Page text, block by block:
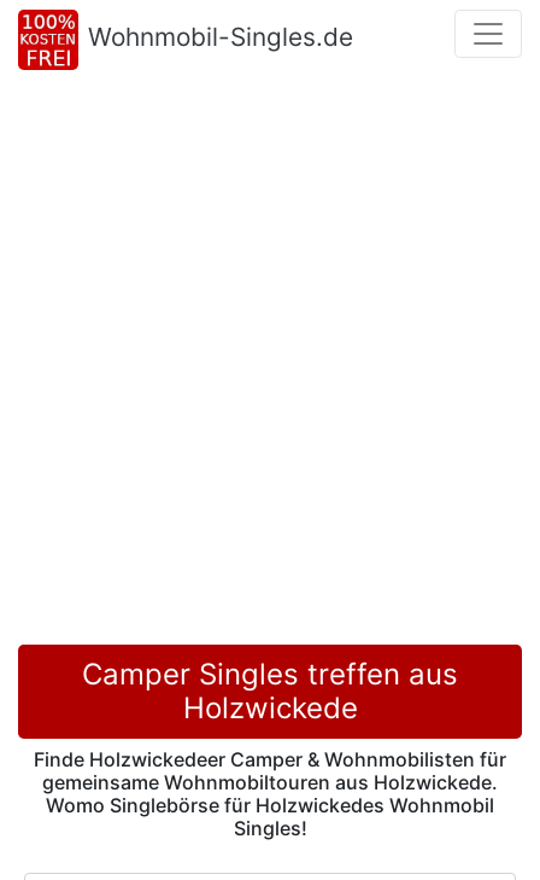
Wohnmobil-Singles.de
Camper Singles treffen aus
Holzwickede
Finde Holzwickedeer Camper & Wohnmobilisten für
gemeinsame Wohnmobiltouren aus Holzwickede.
Womo Singlebörse für Holzwickedes Wohnmobil
Singles!